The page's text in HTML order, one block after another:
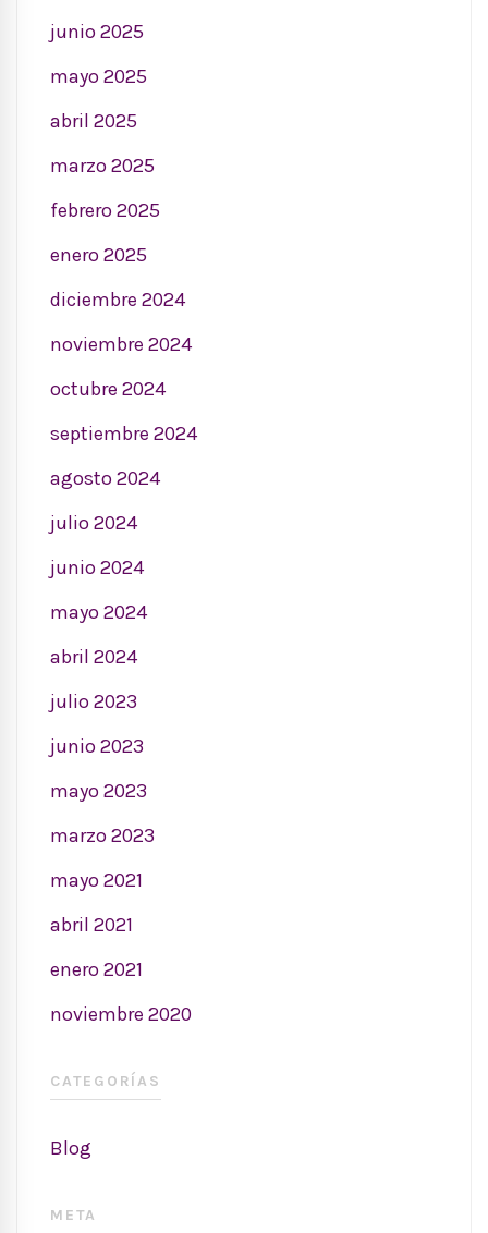
junio 2025
mayo 2025
abril 2025
marzo 2025
febrero 2025
enero 2025
diciembre 2024
noviembre 2024
octubre 2024
septiembre 2024
agosto 2024
julio 2024
junio 2024
mayo 2024
abril 2024
julio 2023
junio 2023
mayo 2023
marzo 2023
mayo 2021
abril 2021
enero 2021
noviembre 2020
CATEGORÍAS
Blog
META